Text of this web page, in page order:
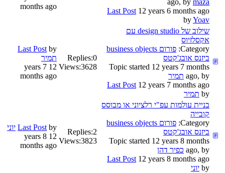
ago, by maza
Last Post 12 years 6 months ago
byYoav
months ago
שילוב של design studio עם
אקסלזיוס
Category:
פורום business objects
ביזנס אובג'קטס
Topic started 12 years 7 months
ago, by תמיר
Last Post 12 years 7 months ago
by תמיר
Replies:0
Views:3628
Last Post by
תמיר
12 years 7
months ago
בניית עולמות עפ"י רלציוני או מבוסס
קובייה
Category:
פורום business objects
ביזנס אובג'קטס
Topic started 12 years 8 months
ago, by כפיר דהן
Last Post 12 years 8 months ago
by יוני
Replies:2
Views:3823
Last Post by
יוני
12 years 8
months ago